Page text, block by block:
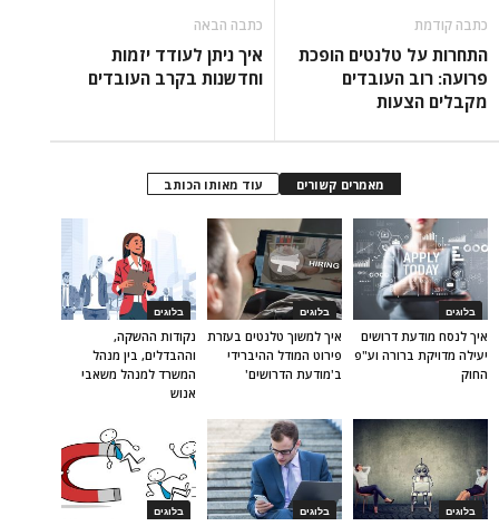
כתבה קודמת
התחרות על טלנטים הופכת
פרועה: רוב העובדים
מקבלים הצעות
כתבה הבאה
איך ניתן לעודד יזמות
וחדשנות בקרב העובדים
מאמרים קשורים עוד מאותו הכותב
בלוגים
נקודות ההשקה,
וההבדלים, בין מנהל
המשרד למנהל משאבי
אנוש
בלוגים
איך למשוך טלנטים בעזרת
פירוט המודל ההיברידי
ב'מודעת הדרושים'
בלוגים
איך לנסח מודעת דרושים
יעילה מדויקת ברורה וע"פ
החוק
בלוגים בלוגים בלוגים